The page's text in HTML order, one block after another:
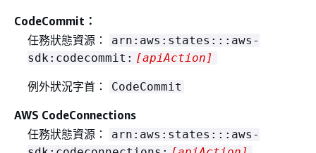
CodeCommit：
任務狀態資源：
arn:aws:states:::aws-
sdk:codecommit: [apiAction]
例外狀況字首： CodeCommit
AWS CodeConnections
任務狀態資源：
arn:aws:states:::aws-